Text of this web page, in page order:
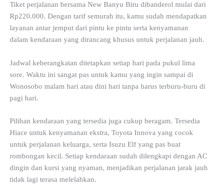
Tiket perjalanan bersama New Banyu Biru dibanderol mulai dari
Rp220.000. Dengan tarif semurah itu, kamu sudah mendapatkan
layanan antar jemput dari pintu ke pintu serta kenyamanan
dalam kendaraan yang dirancang khusus untuk perjalanan jauh.
Jadwal keberangkatan ditetapkan setiap hari pada pukul lima
sore. Waktu ini sangat pas untuk kamu yang ingin sampai di
Wonosobo malam hari atau dini hari tanpa harus terburu-buru di
pagi hari.
Pilihan kendaraan yang tersedia juga cukup beragam. Tersedia
Hiace untuk kenyamanan ekstra, Toyota Innova yang cocok
untuk perjalanan keluarga, serta Isuzu Elf yang pas buat
rombongan kecil. Setiap kendaraan sudah dilengkapi dengan AC
dingin dan kursi yang nyaman, menjadikan perjalanan jarak jauh
tidak lagi terasa melelahkan.